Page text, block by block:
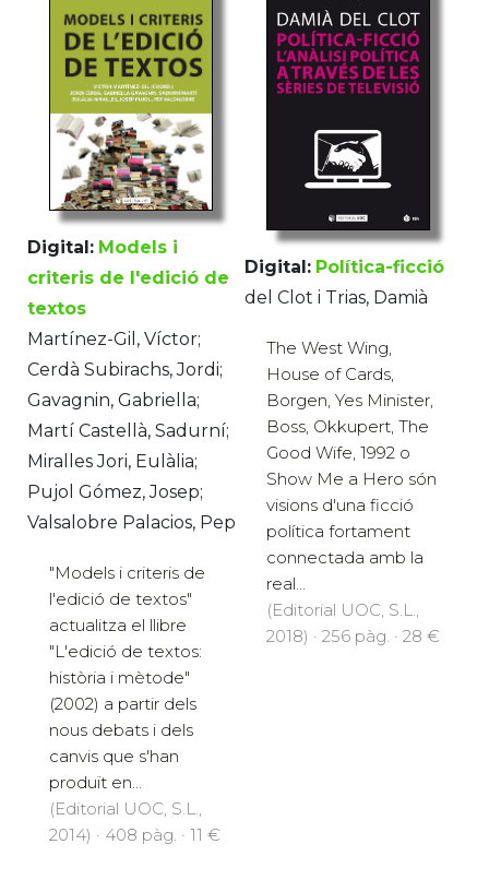
Digital: Models i
criteris de l'edició de
textos
Martínez-Gil, Víctor;
Cerdà Subirachs, Jordi;
Gavagnin, Gabriella;
Martí Castellà, Sadurní;
Miralles Jori, Eulàlia;
Pujol Gómez, Josep;
Valsalobre Palacios, Pep
"Models i criteris de
l'edició de textos"
actualitza el llibre
"L'edició de textos:
història i mètode"
(2002) a partir dels
nous debats i dels
canvis que s'han
produït en...
(Editorial UOC, S.L.,
2014) · 408 pàg. · 11 €
Digital: Política-ficció
del Clot i Trias, Damià
The West Wing,
House of Cards,
Borgen, Yes Minister,
Boss, Okkupert, The
Good Wife, 1992 o
Show Me a Hero són
visions d'una ficció
política fortament
connectada amb la
real...
(Editorial UOC, S.L.,
2018) · 256 pàg. · 28 €